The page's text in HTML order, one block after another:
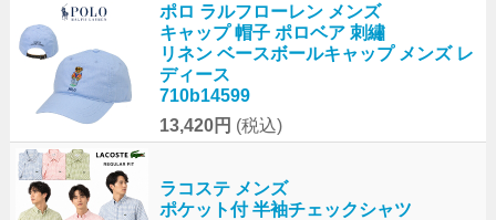
ポロ ラルフローレン メンズ
キャップ 帽子 ポロベア 刺繡
リネン ベースボールキャップ メンズ レ
ディース
710b14599
13,420円 (税込)
ラコステ メンズ
ポケット付 半袖チェックシャツ